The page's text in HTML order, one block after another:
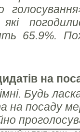
які
65.9%.
на
Будь
на посаду